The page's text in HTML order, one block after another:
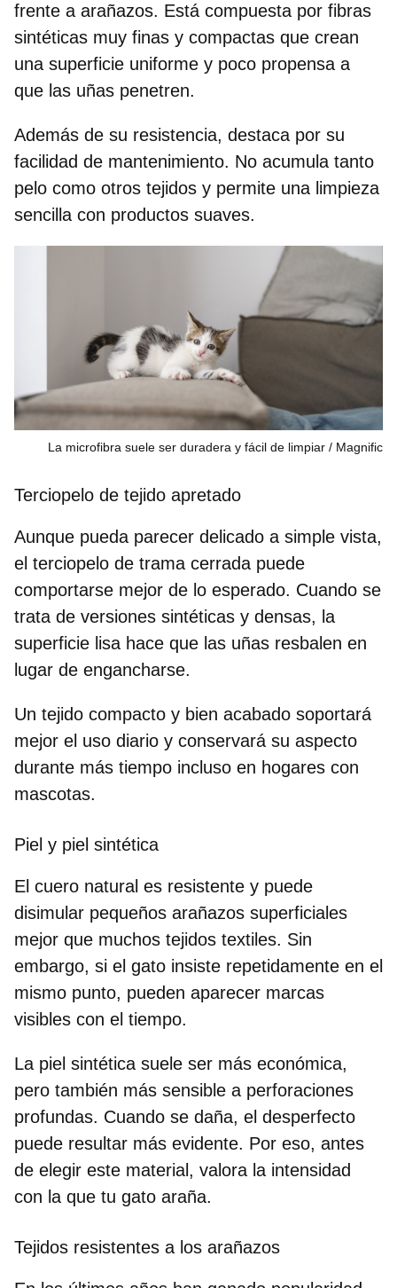
frente a arañazos. Está compuesta por fibras
sintéticas muy finas y compactas que crean
una superficie uniforme y poco propensa a
que las uñas penetren.
Además de su resistencia, destaca por su
facilidad de mantenimiento. No acumula tanto
pelo como otros tejidos y permite una limpieza
sencilla con productos suaves.
La microfibra suele ser duradera y fácil de limpiar Magnific
Terciopelo de tejido apretado
Aunque pueda parecer delicado a simple vista,
el terciopelo de trama cerrada puede
comportarse mejor de lo esperado. Cuando se
trata de versiones sintéticas y densas, la
superficie lisa hace que las uñas resbalen en
lugar de engancharse.
Un tejido compacto y bien acabado soportará
mejor el uso diario y conservará su aspecto
durante más tiempo incluso en hogares con
mascotas.
Piel y piel sintética
El cuero natural es resistente y puede
disimular pequeños arañazos superficiales
mejor que muchos tejidos textiles. Sin
embargo, si el gato insiste repetidamente en el
mismo punto, pueden aparecer marcas
visibles con el tiempo.
La piel sintética suele ser más económica,
pero también más sensible a perforaciones
profundas. Cuando se daña, el desperfecto
puede resultar más evidente. Por eso, antes
de elegir este material, valora la intensidad
con la que tu gato araña.
Tejidos resistentes a los arañazos